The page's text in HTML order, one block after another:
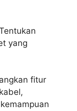
yang
fitur